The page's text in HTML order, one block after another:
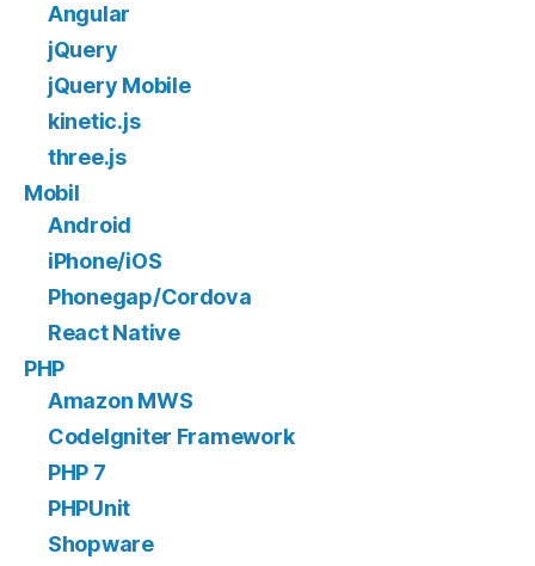
Angular
jQuery
jQuery Mobile
kinetic.js
three.js
Mobil
Android
iPhone/iOS
Phonegap/Cordova
React Native
PHP
Amazon MWS
CodeIgniter Framework
PHP 7
PHPUnit
Shopware